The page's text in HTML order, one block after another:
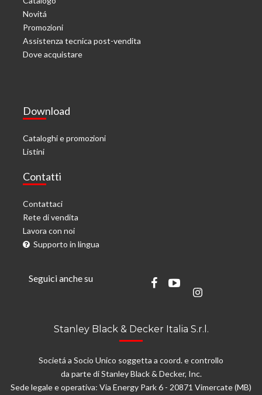
Novitá
Promozioni
Assistenza tecnica post-vendita
Dove acquistare
Download
Cataloghi e promozioni
Listini
Contatti
Contattaci
Rete di vendita
Lavora con noi
Supporto in lingua
Seguici anche su
Stanley Black & Decker Italia S.r.l.
Societá a Socio Unico soggetta a coord. e controllo
da parte di Stanley Black & Decker, Inc.
Sede legale e operativa: Via Energy Park 6 - 20871 Vimercate (MB)